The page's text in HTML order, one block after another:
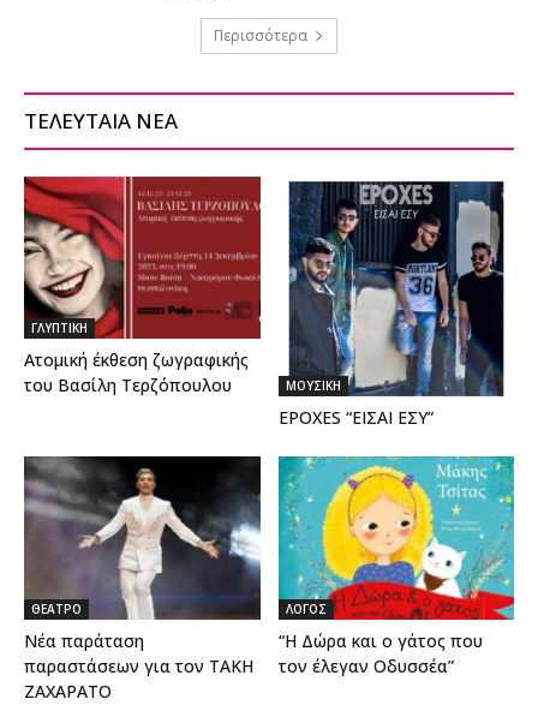
Περισσότερα
ΤΕΛΕΥΤΑΙΑ ΝΕΑ
ΓΛΥΠΤΙΚΗ
Ατομική έκθεση ζωγραφικής
του Βασίλη Τερζόπουλου
ΜΟΥΣΙΚΗ
EPOXES “ΕΙΣΑΙ ΕΣΥ”
ΘΕΑΤΡΟ
Νέα παράταση
παραστάσεων για τον ΤΑΚΗ
ΖΑΧΑΡΑΤΟ
ΛΟΓΟΣ
“Η Δώρα και ο γάτος που
τον έλεγαν Οδυσσέα”